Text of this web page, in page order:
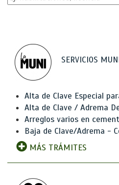
SERVICIOS
Alta de Clave Especial
Alta de Clave / Adrema
Arreglos varios en
Baja de Clave/Adrema -
MÁS TRÁMITES